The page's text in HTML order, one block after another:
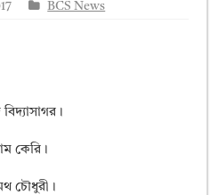
download
– HSC Result 2025 Mymensingh
BCS News
কেরি।
চৌধুরী।